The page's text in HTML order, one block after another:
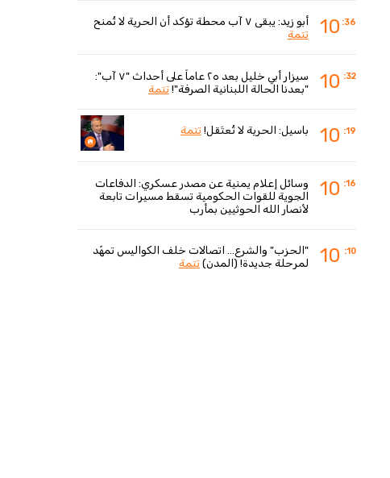
10 :36
أبو زيد: يبقى ٧ آب محطة تؤكد أن الحرية لا تُمنح
تتمة
10 :32
سيزار أبي خليل بعد ٢٥ عاماً على أحداث "٧ آب":
"بعدنا الحالة اللبنانية الصرفة"!تتمة
10 :19 باسيل: الحرية لا تُعتَقل!تتمة
10 :16
وسائل إعلام يمنية عن مصدر عسكري: الدفاعات
الجوية للقوات الحكومية تسقط مسيرات تابعة
لأنصار الله الحوثيين بمأرب
10 :10
"الحزب" والشرع... اتصالات خلف الكواليس تمهّد
لمرحلة جديدة! (المدن)تتمة